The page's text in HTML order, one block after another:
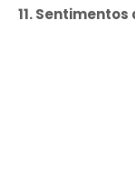
11.